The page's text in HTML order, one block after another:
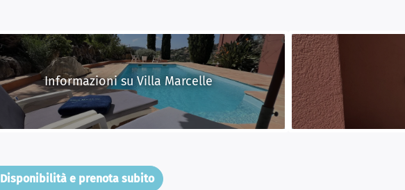
Informazioni su Villa Marcelle
Disponibilità e prenota subito